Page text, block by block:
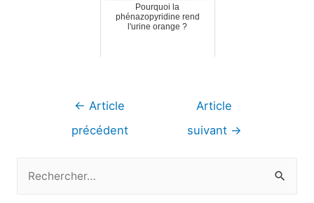
Pourquoi la
phénazopyridine rend
l'urine orange ?
Navigation
← Article
précédent
Article
suivant →